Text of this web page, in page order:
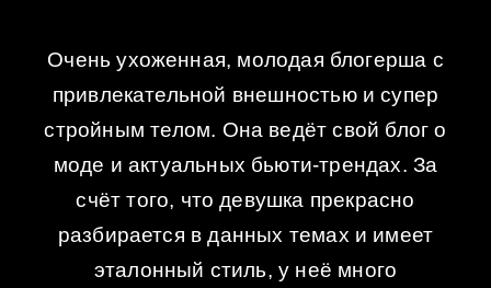
Очень ухоженная, молодая блогерша с
привлекательной внешностью и супер
стройным телом. Она ведёт свой блог о
моде и актуальных бьюти-трендах. За
счёт того, что девушка прекрасно
разбирается в данных темах и имеет
эталонный стиль, у неё много